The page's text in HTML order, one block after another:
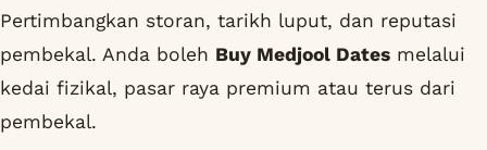
Pertimbangkan storan, tarikh luput, dan reputasi
pembekal. Anda boleh Buy Medjool Dates melalui
kedai fizikal, pasar raya premium atau terus dari
pembekal.